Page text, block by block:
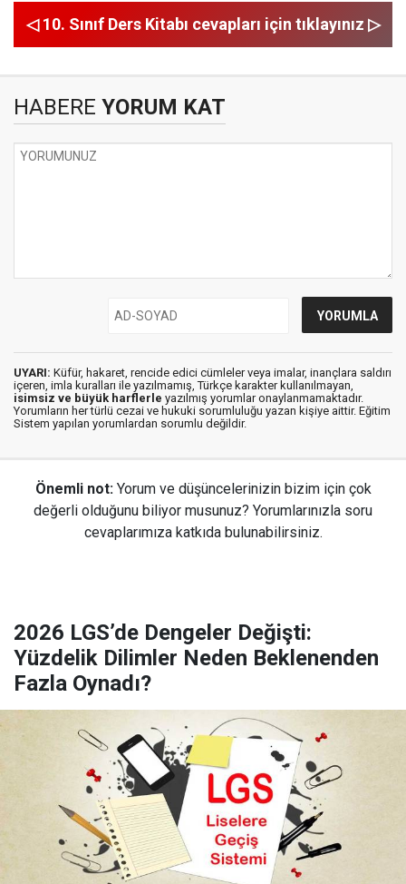
◁ 10. Sınıf Ders Kitabı cevapları için tıklayınız ▷
HABERE YORUM KAT
UYARI: Küfür, hakaret, rencide edici cümleler veya imalar, inançlara saldırı
içeren, imla kuralları ile yazılmamış, Türkçe karakter kullanılmayan,
isimsiz ve büyük harflerle yazılmış yorumlar onaylanmamaktadır.
Yorumların her türlü cezai ve hukuki sorumluluğu yazan kişiye aittir. Eğitim
Sistem yapılan yorumlardan sorumlu değildir.
Önemli not: Yorum ve düşüncelerinizin bizim için çok
değerli olduğunu biliyor musunuz? Yorumlarınızla soru
cevaplarımıza katkıda bulunabilirsiniz.
2026 LGS’de Dengeler Değişti:
Yüzdelik Dilimler Neden Beklenenden
Fazla Oynadı?